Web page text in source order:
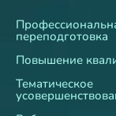
переподготовка
Повышение
Тематическое